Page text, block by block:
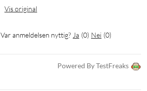
Vis original
Var anmeldelsen nyttig? Ja (0) Nei (0)
Powered By TestFreaks